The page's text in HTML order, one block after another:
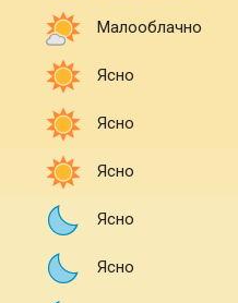
Малооблачно
Ясно
Ясно
Ясно
Ясно
Ясно